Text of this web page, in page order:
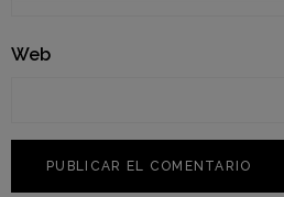
Web